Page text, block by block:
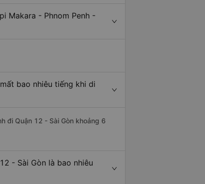
Makara - Phnom Penh -
bao nhiêu tiếng khi di
đi Quận 12 - Sài Gòn khoảng 6
- Sài Gòn là bao nhiêu